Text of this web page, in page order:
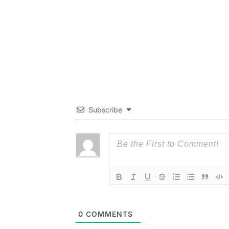
Subscribe
0 COMMENTS